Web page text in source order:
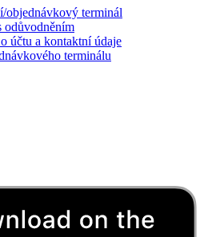
objednávkový terminál
odůvodněním
účtu a kontaktní údaje
terminálu